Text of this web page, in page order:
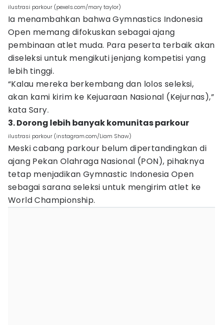
ilustrasi parkour (pexels.com/mary taylor)
Ia menambahkan bahwa Gymnastics Indonesia
Open memang difokuskan sebagai ajang
pembinaan atlet muda. Para peserta terbaik akan
diseleksi untuk mengikuti jenjang kompetisi yang
lebih tinggi.
“Kalau mereka berkembang dan lolos seleksi,
akan kami kirim ke Kejuaraan Nasional (Kejurnas),”
kata Sary.
3. Dorong lebih banyak komunitas parkour
ilustrasi parkour (instagram.com/Liam Shaw)
Meski cabang parkour belum dipertandingkan di
ajang Pekan Olahraga Nasional (PON), pihaknya
tetap menjadikan Gymnastic Indonesia Open
sebagai sarana seleksi untuk mengirim atlet ke
World Championship.